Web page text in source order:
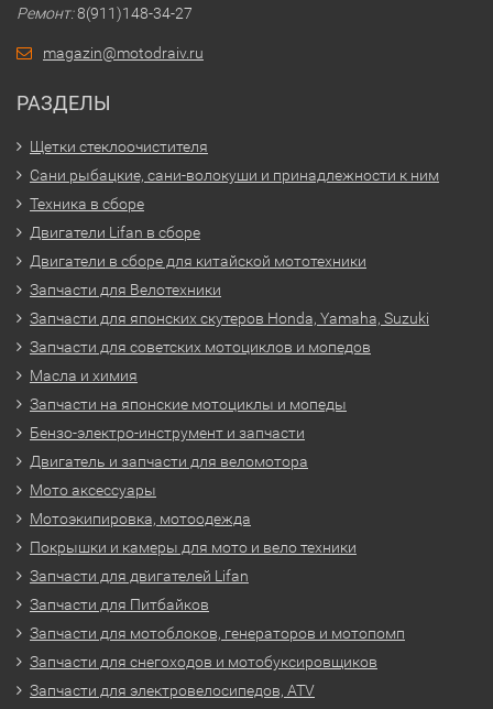
Ремонт:8(911)148-34-27
magazin@motodraiv.ru
РАЗДЕЛЫ
Щетки стеклоочистителя
Сани рыбацкие, сани-волокуши и принадлежности к ним
Техника в сборе
Двигатели Lifan в сборе
Двигатели в сборе для китайской мототехники
Запчасти для Велотехники
Запчасти для японских скутеров Honda, Yamaha, Suzuki
Запчасти для советских мотоциклов и мопедов
Масла и химия
Запчасти на японские мотоциклы и мопеды
Бензо-электро-инструмент и запчасти
Двигатель и запчасти для веломотора
Мото аксессуары
Мотоэкипировка, мотоодежда
Покрышки и камеры для мото и вело техники
Запчасти для двигателей Lifan
Запчасти для Питбайков
Запчасти для мотоблоков, генераторов и мотопомп
Запчасти для снегоходов и мотобуксировщиков
Запчасти для электровелосипедов, ATV